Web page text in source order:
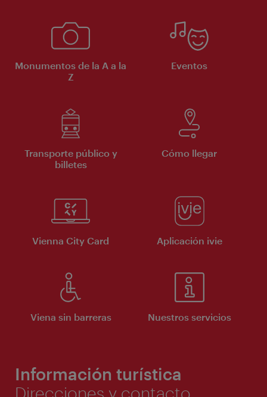
Monumentos de la A a la
Z
Eventos
Transporte público y
billetes
Cómo llegar
Vienna City Card Aplicación ivie
Viena sin barreras Nuestros servicios
Información turística
Direcciones y contacto